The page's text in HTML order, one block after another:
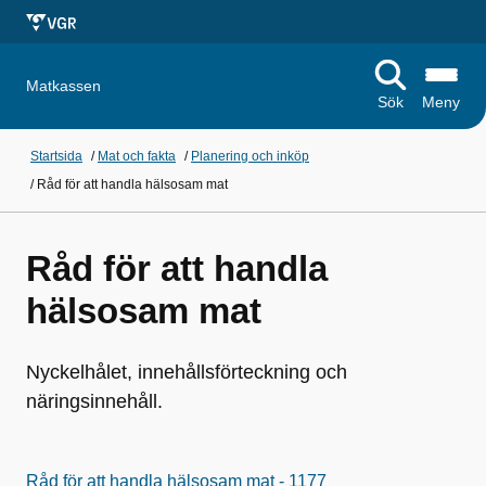
Matkassen
Sök
Meny
Startsida / Mat och fakta / Planering och inköp
/ Råd för att handla hälsosam mat
Råd för att handla
hälsosam mat
Nyckelhålet, innehållsförteckning och
näringsinnehåll.
Råd för att handla hälsosam mat - 1177